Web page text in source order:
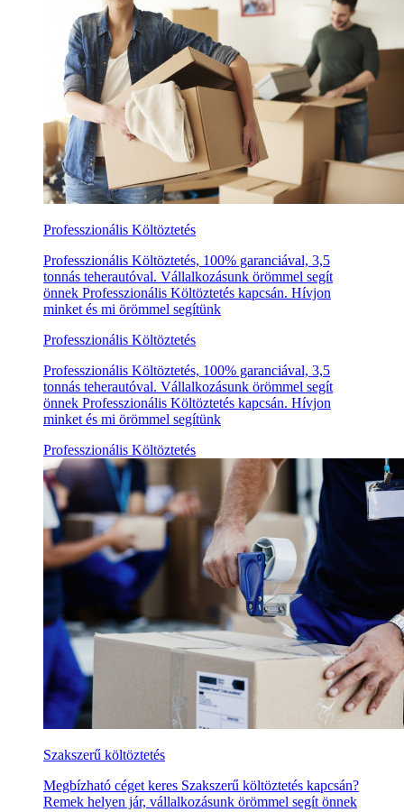
Professzionális Költöztetés
Professzionális Költöztetés, 100% garanciával, 3,5
tonnás teherautóval. Vállalkozásunk örömmel segít
önnek Professzionális Költöztetés kapcsán. Hívjon
minket és mi örömmel segítünk
Professzionális Költöztetés
Professzionális Költöztetés, 100% garanciával, 3,5
tonnás teherautóval. Vállalkozásunk örömmel segít
önnek Professzionális Költöztetés kapcsán. Hívjon
minket és mi örömmel segítünk
Professzionális Költöztetés
Szakszerű költöztetés
Megbízható céget keres Szakszerű költöztetés kapcsán?
Remek helyen jár, vállalkozásunk örömmel segít önnek